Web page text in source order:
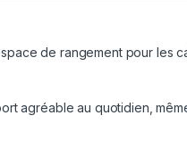
de rangement pour les
agréable au quotidien,